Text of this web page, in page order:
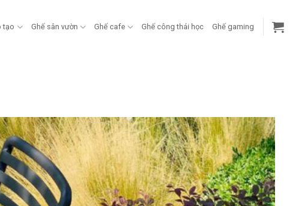
tạo Ghế sân vườn Ghế cafe Ghế công thái học Ghế gaming